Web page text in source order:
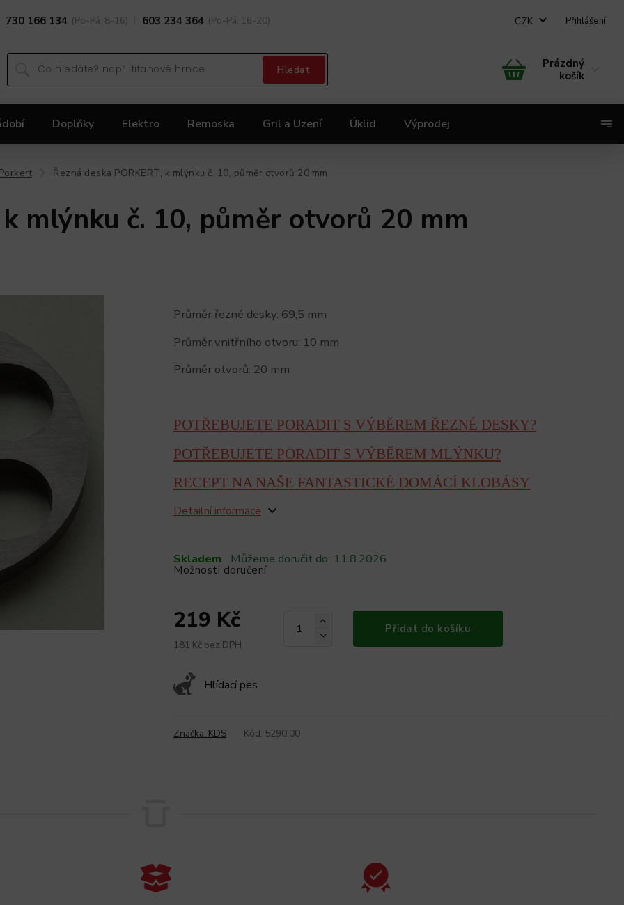
730 166 134 (Po-Pá, 8-16) 603 234 364 (Po-Pá, 16-20) CZK Přihlášení
Hledat
Prázdný
košík
Doplňky Elektro Remoska Gril a Uzení Úklid Výprodej
Řezná deska PORKERT, k mlýnku č. 10, půměr otvorů 20 mm
k mlýnku č. 10, půměr otvorů 20 mm
Skladem Můžeme doručit do: 11.8.2026
Možnosti doručení
219 Kč
181 Kč bez DPH
Přidat do košíku
Hlídací pes
Průměr řezné desky: 69,5 mm
Průměr vnitřního otvoru: 10 mm
Průměr otvorů: 20 mm
POTŘEBUJETE PORADIT S VÝBĚREM ŘEZNÉ DESKY?
POTŘEBUJETE PORADIT S VÝBĚREM MLÝNKU?
RECEPT NA NAŠE FANTASTICKÉ DOMÁCÍ KLOBÁSY
Detailní informace
Značka: KDS Kód: 5290.00